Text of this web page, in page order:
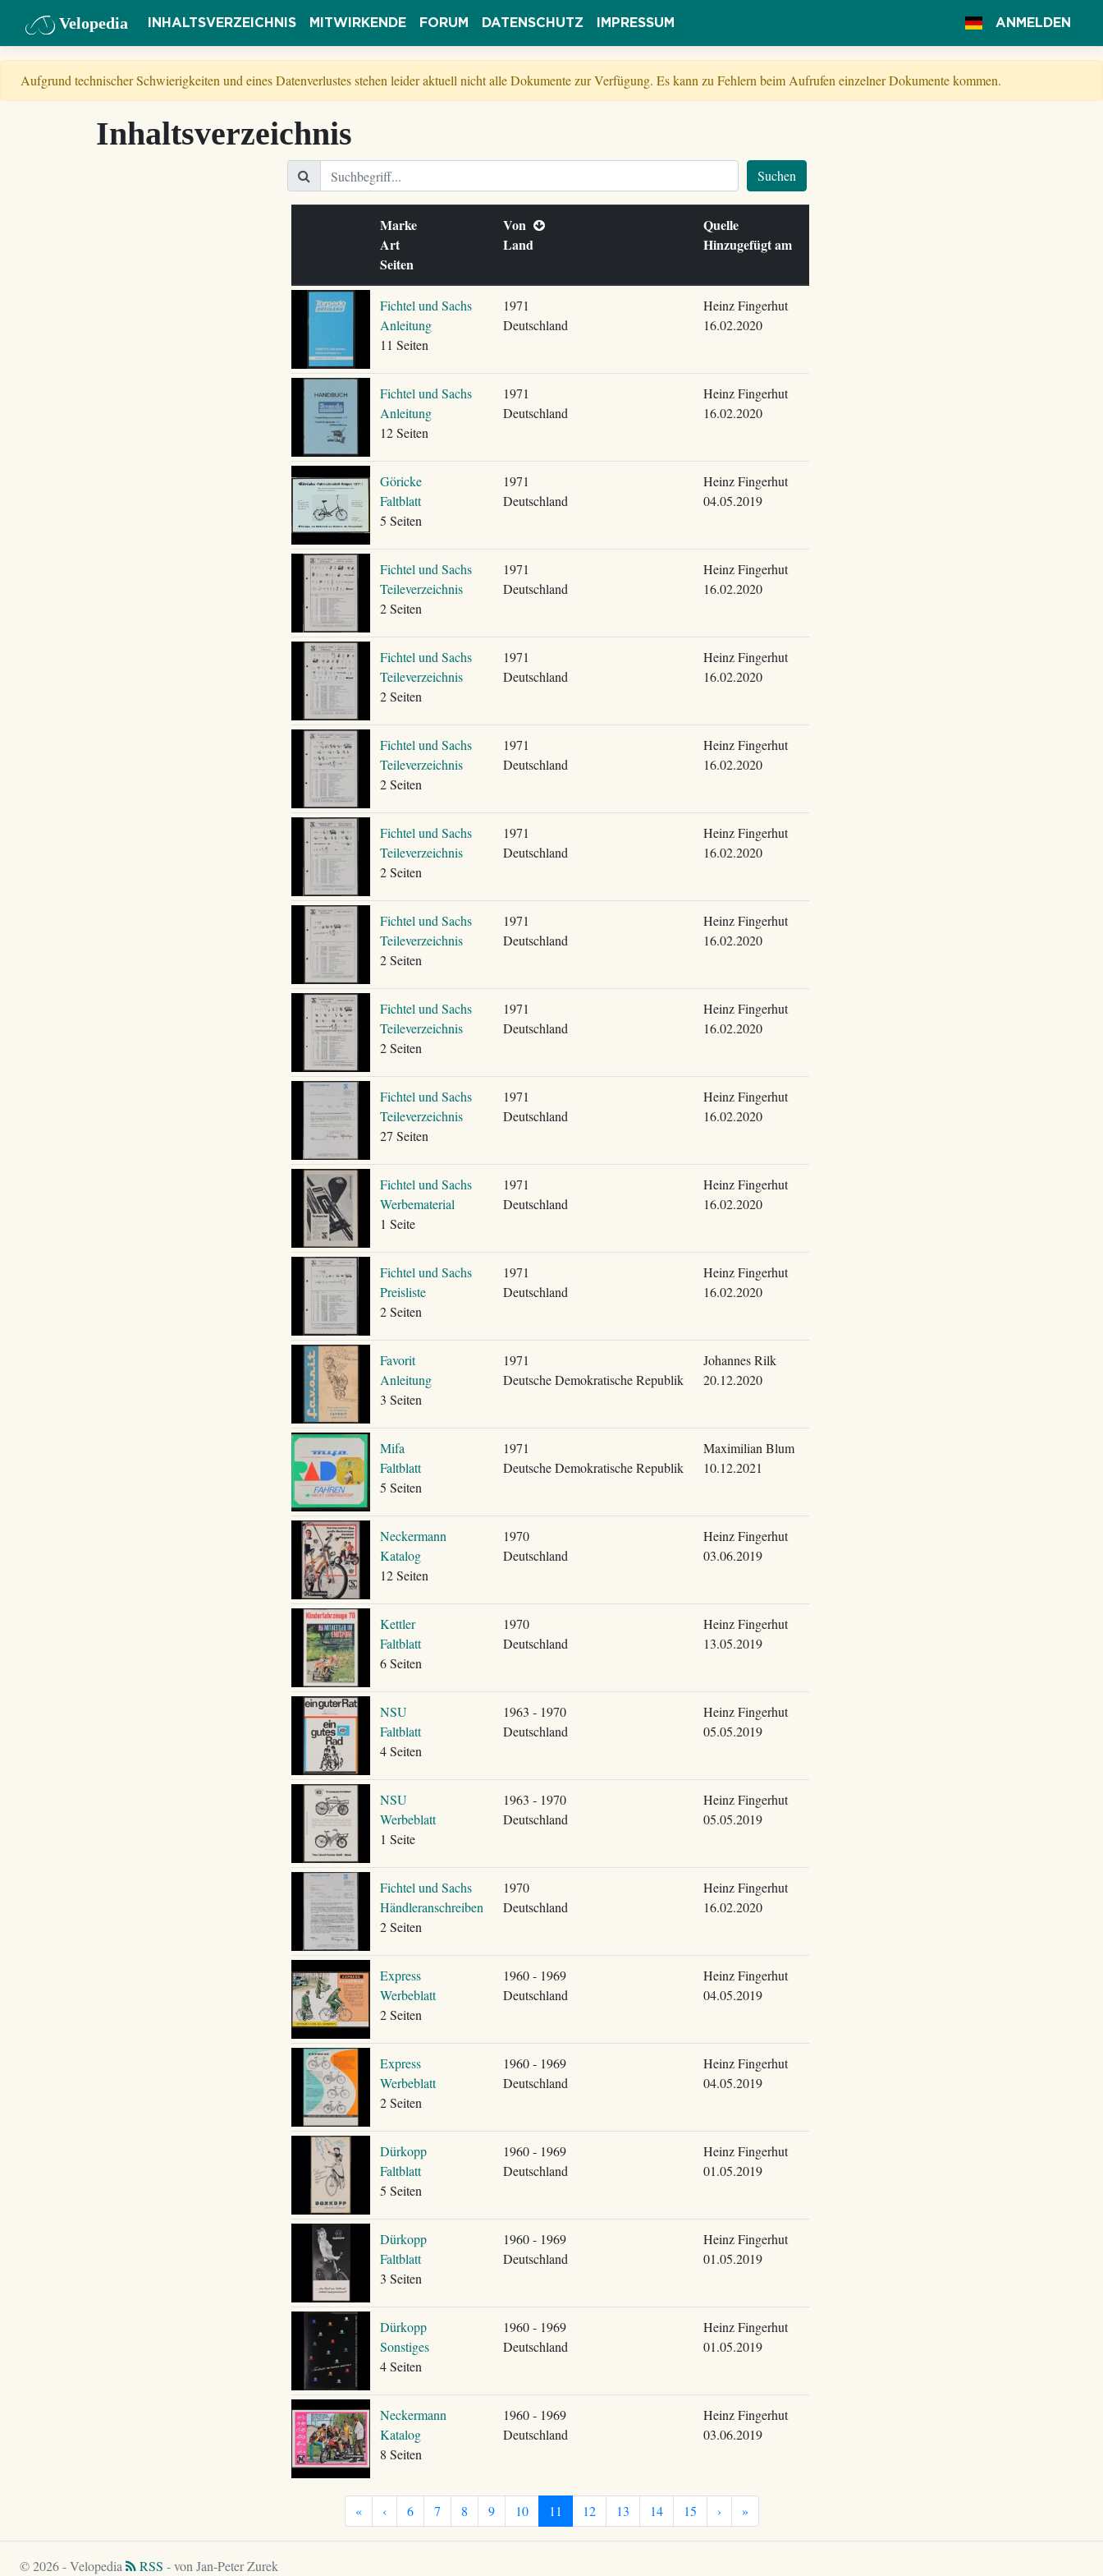
Velopedia INHALTSVERZEICHNIS MITWIRKENDE FORUM DATENSCHUTZ IMPRESSUM ANMELDEN
Aufgrund technischer Schwierigkeiten und eines Datenverlustes stehen leider aktuell nicht alle Dokumente zur Verfügung. Es kann zu Fehlern beim Aufrufen einzelner Dokumente kommen.
Inhaltsverzeichnis
Suchen
Marke
Art
Seiten
Von
Land
Quelle
Hinzugefügt am
Fichtel und Sachs
Anleitung
11 Seiten
1971
Deutschland
Heinz Fingerhut
16.02.2020
Fichtel und Sachs
Anleitung
12 Seiten
1971
Deutschland
Heinz Fingerhut
16.02.2020
Göricke
Faltblatt
5 Seiten
1971
Deutschland
Heinz Fingerhut
04.05.2019
Fichtel und Sachs
Teileverzeichnis
2 Seiten
1971
Deutschland
Heinz Fingerhut
16.02.2020
Fichtel und Sachs
Teileverzeichnis
2 Seiten
1971
Deutschland
Heinz Fingerhut
16.02.2020
Fichtel und Sachs
Teileverzeichnis
2 Seiten
1971
Deutschland
Heinz Fingerhut
16.02.2020
Fichtel und Sachs
Teileverzeichnis
2 Seiten
1971
Deutschland
Heinz Fingerhut
16.02.2020
Fichtel und Sachs
Teileverzeichnis
2 Seiten
1971
Deutschland
Heinz Fingerhut
16.02.2020
Fichtel und Sachs
Teileverzeichnis
2 Seiten
1971
Deutschland
Heinz Fingerhut
16.02.2020
Fichtel und Sachs
Teileverzeichnis
27 Seiten
1971
Deutschland
Heinz Fingerhut
16.02.2020
Fichtel und Sachs
Werbematerial
1 Seite
1971
Deutschland
Heinz Fingerhut
16.02.2020
Fichtel und Sachs
Preisliste
2 Seiten
1971
Deutschland
Heinz Fingerhut
16.02.2020
Favorit
Anleitung
3 Seiten
1971
Deutsche Demokratische Republik
Johannes Rilk
20.12.2020
Mifa
Faltblatt
5 Seiten
1971
Deutsche Demokratische Republik
Maximilian Blum
10.12.2021
Neckermann
Katalog
12 Seiten
1970
Deutschland
Heinz Fingerhut
03.06.2019
Kettler
Faltblatt
6 Seiten
1970
Deutschland
Heinz Fingerhut
13.05.2019
NSU
Faltblatt
4 Seiten
1963 - 1970
Deutschland
Heinz Fingerhut
05.05.2019
NSU
Werbeblatt
1 Seite
1963 - 1970
Deutschland
Heinz Fingerhut
05.05.2019
Fichtel und Sachs
Händleranschreiben
2 Seiten
1970
Deutschland
Heinz Fingerhut
16.02.2020
Express
Werbeblatt
2 Seiten
1960 - 1969
Deutschland
Heinz Fingerhut
04.05.2019
Express
Werbeblatt
2 Seiten
1960 - 1969
Deutschland
Heinz Fingerhut
04.05.2019
Dürkopp
Faltblatt
5 Seiten
1960 - 1969
Deutschland
Heinz Fingerhut
01.05.2019
Dürkopp
Faltblatt
3 Seiten
1960 - 1969
Deutschland
Heinz Fingerhut
01.05.2019
Dürkopp
Sonstiges
4 Seiten
1960 - 1969
Deutschland
Heinz Fingerhut
01.05.2019
Neckermann
Katalog
8 Seiten
1960 - 1969
Deutschland
Heinz Fingerhut
03.06.2019
« ‹ 6 7 8 9 10 11 12 13 14 15 › »
© 2026 - Velopedia RSS - von Jan-Peter Zurek